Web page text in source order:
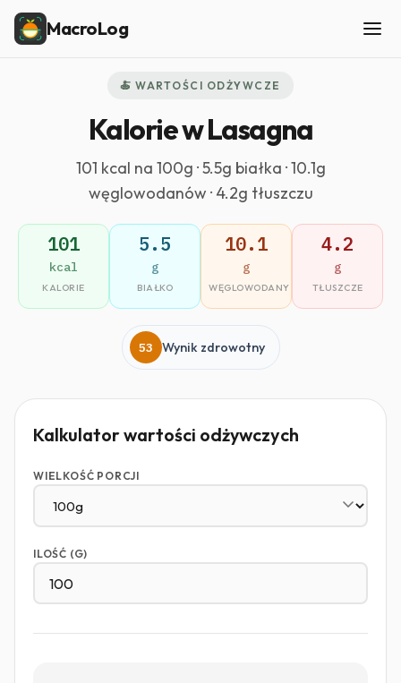
MacroLog
🍝 WARTOŚCI ODŻYWCZE
Kalorie w Lasagna
101 kcal na 100g · 5.5g białka · 10.1g
węglowodanów · 4.2g tłuszczu
101
kcal
KALORIE
5.5
g
BIAŁKO
10.1
g
WĘGLOWODANY
4.2
g
TŁUSZCZE
53 Wynik zdrowotny
Kalkulator wartości odżywczych
WIELKOŚĆ PORCJI
ILOŚĆ (G)